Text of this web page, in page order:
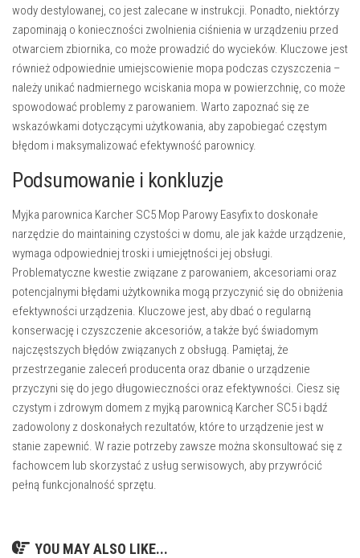
wody destylowanej, co jest zalecane w instrukcji. Ponadto, niektórzy
zapominają o konieczności zwolnienia ciśnienia w urządzeniu przed
otwarciem zbiornika, co może prowadzić do wycieków. Kluczowe jest
również odpowiednie umiejscowienie mopa podczas czyszczenia –
należy unikać nadmiernego wciskania mopa w powierzchnię, co może
spowodować problemy z parowaniem. Warto zapoznać się ze
wskazówkami dotyczącymi użytkowania, aby zapobiegać częstym
błędom i maksymalizować efektywność parownicy.
Podsumowanie i konkluzje
Myjka parownica Karcher SC5 Mop Parowy Easyfix to doskonałe
narzędzie do maintaining czystości w domu, ale jak każde urządzenie,
wymaga odpowiedniej troski i umiejętności jej obsługi.
Problematyczne kwestie związane z parowaniem, akcesoriami oraz
potencjalnymi błędami użytkownika mogą przyczynić się do obniżenia
efektywności urządzenia. Kluczowe jest, aby dbać o regularną
konserwację i czyszczenie akcesoriów, a także być świadomym
najczęstszych błędów związanych z obsługą. Pamiętaj, że
przestrzeganie zaleceń producenta oraz dbanie o urządzenie
przyczyni się do jego długowieczności oraz efektywności. Ciesz się
czystym i zdrowym domem z myjką parownicą Karcher SC5 i bądź
zadowolony z doskonałych rezultatów, które to urządzenie jest w
stanie zapewnić. W razie potrzeby zawsze można skonsultować się z
fachowcem lub skorzystać z usług serwisowych, aby przywrócić
pełną funkcjonalność sprzętu.
YOU MAY ALSO LIKE...